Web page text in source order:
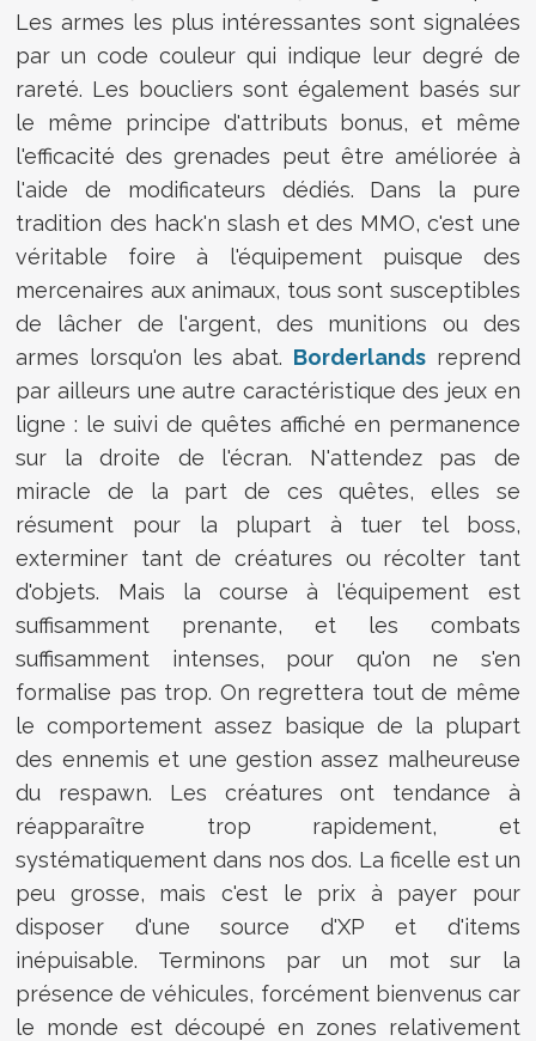
Les armes les plus intéressantes sont signalées
par un code couleur qui indique leur degré de
rareté. Les boucliers sont également basés sur
le même principe d'attributs bonus, et même
l'efficacité des grenades peut être améliorée à
l'aide de modificateurs dédiés. Dans la pure
tradition des hack'n slash et des MMO, c'est une
véritable foire à l'équipement puisque des
mercenaires aux animaux, tous sont susceptibles
de lâcher de l'argent, des munitions ou des
armes lorsqu'on les abat. Borderlandsreprend
par ailleurs une autre caractéristique des jeux en
ligne : le suivi de quêtes affiché en permanence
sur la droite de l'écran. N'attendez pas de
miracle de la part de ces quêtes, elles se
résument pour la plupart à tuer tel boss,
exterminer tant de créatures ou récolter tant
d'objets. Mais la course à l'équipement est
suffisamment prenante, et les combats
suffisamment intenses, pour qu'on ne s'en
formalise pas trop. On regrettera tout de même
le comportement assez basique de la plupart
des ennemis et une gestion assez malheureuse
du respawn. Les créatures ont tendance à
réapparaître trop rapidement, et
systématiquement dans nos dos. La ficelle est un
peu grosse, mais c'est le prix à payer pour
disposer d'une source d'XP et d'items
inépuisable. Terminons par un mot sur la
présence de véhicules, forcément bienvenus car
le monde est découpé en zones relativement